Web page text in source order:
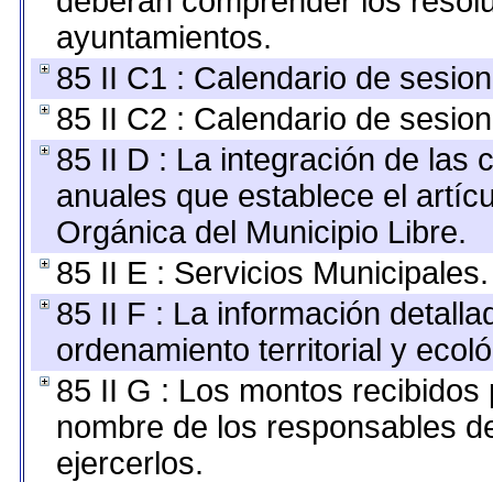
ayuntamientos.
85 II C1 : Calendario de
85 II C2 : Calendario de
85 II D : La integración de las
anuales que establece el
Orgánica del Municipio Libre.
85 II E : Servicios Municipales.
85 II F : La información
ordenamiento territorial y
85 II G : Los montos
nombre de los responsables
ejercerlos.